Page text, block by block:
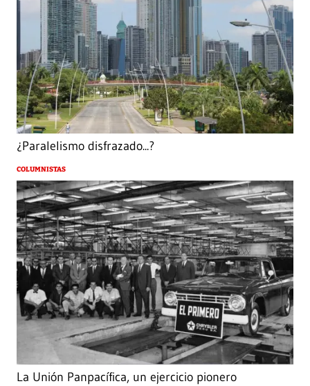
¿Paralelismo disfrazado...?
COLUMNISTAS
La Unión Panpacífica, un ejercicio pionero